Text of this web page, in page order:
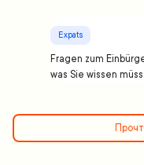
Expats
Fragen zum
was Sie wissen